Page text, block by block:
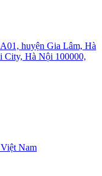
huyện Gia Lâm, Hà
City, Hà Nội 100000,
Nam